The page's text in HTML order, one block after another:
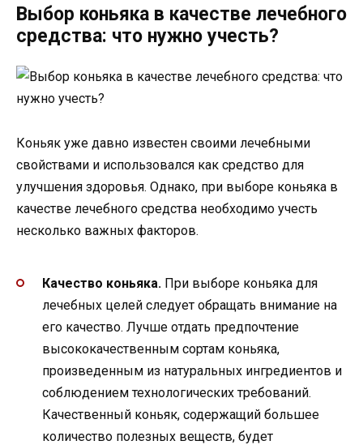
Выбор коньяка в качестве лечебного
средства: что нужно учесть?
Коньяк уже давно известен своими лечебными
свойствами и использовался как средство для
улучшения здоровья. Однако, при выборе коньяка в
качестве лечебного средства необходимо учесть
несколько важных факторов.
Качество коньяка. При выборе коньяка для
лечебных целей следует обращать внимание на
его качество. Лучше отдать предпочтение
высококачественным сортам коньяка,
произведенным из натуральных ингредиентов и
соблюдением технологических требований.
Качественный коньяк, содержащий большее
количество полезных веществ, будет